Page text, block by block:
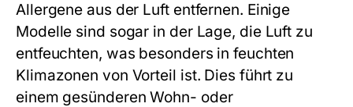
Allergene aus der Luft entfernen. Einige
Modelle sind sogar in der Lage, die Luft zu
entfeuchten, was besonders in feuchten
Klimazonen von Vorteil ist. Dies führt zu
einem gesünderen Wohn- oder